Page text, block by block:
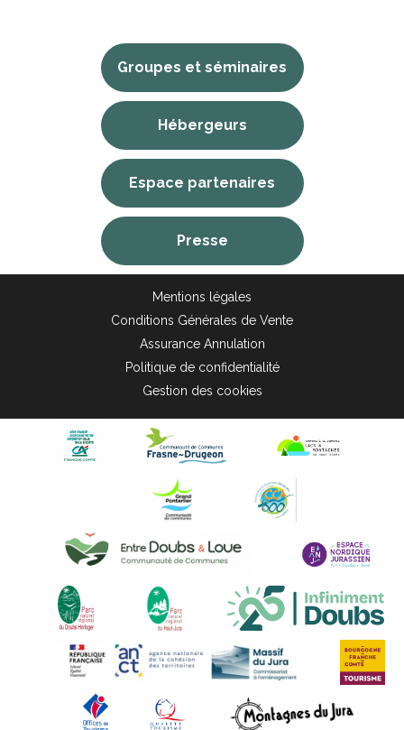
Groupes et séminaires
Hébergeurs
Espace partenaires
Presse
Mentions légales
Conditions Générales de Vente
Assurance Annulation
Politique de confidentialité
Gestion des cookies